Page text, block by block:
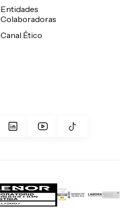
Entidades
Colaboradoras
Canal Ético
+34 961 042 557